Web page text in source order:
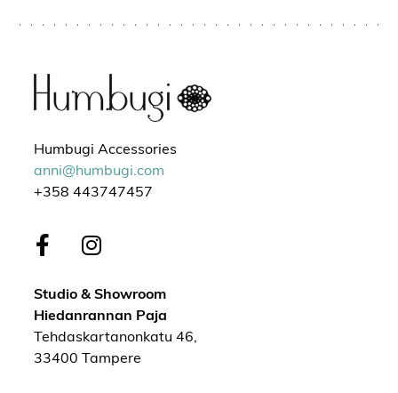
Humbugi Accessories
anni@humbugi.com
+358 443747457
Studio & Showroom
Hiedanrannan Paja
Tehdaskartanonkatu 46,
33400 Tampere